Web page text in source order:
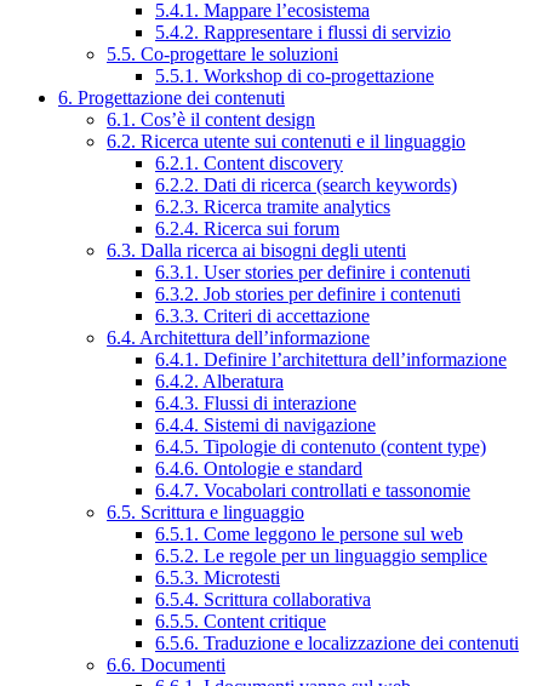
5.4.1. Mappare l’ecosistema
5.4.2. Rappresentare i flussi di servizio
5.5. Co-progettare le soluzioni
5.5.1. Workshop di co-progettazione
6. Progettazione dei contenuti
6.1. Cos’è il content design
6.2. Ricerca utente sui contenuti e il linguaggio
6.2.1. Content discovery
6.2.2. Dati di ricerca (search keywords)
6.2.3. Ricerca tramite analytics
6.2.4. Ricerca sui forum
6.3. Dalla ricerca ai bisogni degli utenti
6.3.1. User stories per definire i contenuti
6.3.2. Job stories per definire i contenuti
6.3.3. Criteri di accettazione
6.4. Architettura dell’informazione
6.4.1. Definire l’architettura dell’informazione
6.4.2. Alberatura
6.4.3. Flussi di interazione
6.4.4. Sistemi di navigazione
6.4.5. Tipologie di contenuto (content type)
6.4.6. Ontologie e standard
6.4.7. Vocabolari controllati e tassonomie
6.5. Scrittura e linguaggio
6.5.1. Come leggono le persone sul web
6.5.2. Le regole per un linguaggio semplice
6.5.3. Microtesti
6.5.4. Scrittura collaborativa
6.5.5. Content critique
6.5.6. Traduzione e localizzazione dei contenuti
6.6. Documenti